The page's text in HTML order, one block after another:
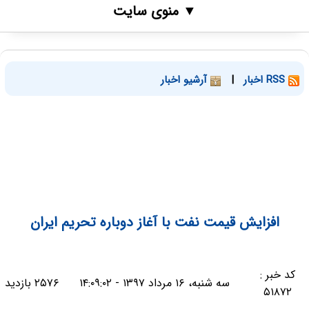
▼ منوی سایت
| آرشیو اخبار
افزایش قیمت نفت با آغاز دوباره تحریم ایران
کد خبر :
۵۱۸۷۲
سه شنبه، ۱۶ مرداد ۱۳۹۷ - ۱۴:۰۹:۰۲ ۲۵۷۶ بازدید